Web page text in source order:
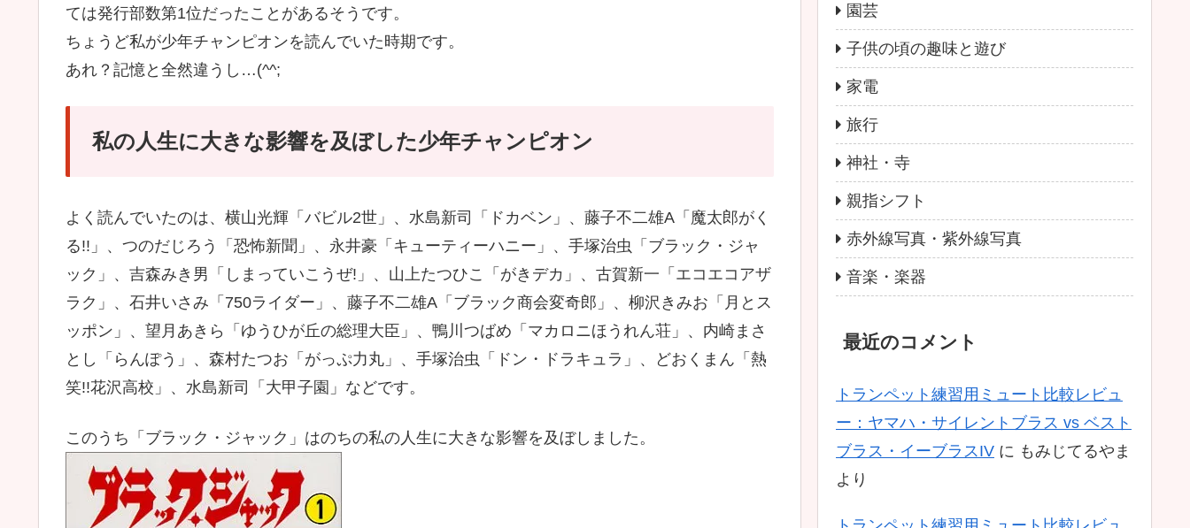
ては発行部数第1位だったことがあるそうです。
ちょうど私が少年チャンピオンを読んでいた時期です。
あれ？記憶と全然違うし…(^^;
私の人生に大きな影響を及ぼした少年チャンピオン
よく読んでいたのは、横山光輝「バビル2世」、水島新司「ドカベン」、藤子不二雄A「魔太郎がく
る!!」、つのだじろう「恐怖新聞」、永井豪「キューティーハニー」、手塚治虫「ブラック・ジャ
ック」、吉森みき男「しまっていこうぜ!」、山上たつひこ「がきデカ」、古賀新一「エコエコアザ
ラク」、石井いさみ「750ライダー」、藤子不二雄A「ブラック商会変奇郎」、柳沢きみお「月とス
ッポン」、望月あきら「ゆうひが丘の総理大臣」、鴨川つばめ「マカロニほうれん荘」、内崎まさ
とし「らんぽう」、森村たつお「がっぷ力丸」、手塚治虫「ドン・ドラキュラ」、どおくまん「熱
笑!!花沢高校」、水島新司「大甲子園」などです。
このうち「ブラック・ジャック」はのちの私の人生に大きな影響を及ぼしました。
園芸
子供の頃の趣味と遊び
家電
旅行
神社・寺
親指シフト
赤外線写真・紫外線写真
音楽・楽器
最近のコメント
トランペット練習用ミュート比較レビュ
ー：ヤマハ・サイレントブラス vs ベスト
ブラス・イーブラスIV に もみじてるやま
より